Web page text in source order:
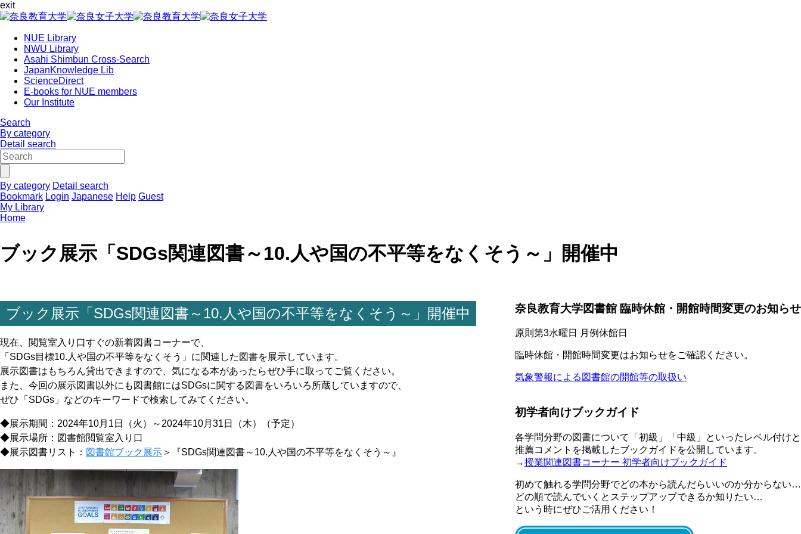
exit
NUE Library
NWU Library
Asahi Shimbun Cross-Search
JapanKnowledge Lib
ScienceDirect
E-books for NUE members
Our Institute
Search
By category
Detail search
By category Detail search
Bookmark Login Japanese Help Guest
My Library
Home
ブック展示「SDGs関連図書～10.人や国の不平等をなくそう～」開催中
ブック展示「SDGs関連図書～10.人や国の不平等をなくそう～」開催中
現在、閲覧室入り口すぐの新着図書コーナーで、
「SDGs目標10.人や国の不平等をなくそう」に関連した図書を展示しています。
展示図書はもちろん貸出できますので、気になる本があったらぜひ手に取ってご覧ください。
また、今回の展示図書以外にも図書館にはSDGsに関する図書をいろいろ所蔵していますので、
ぜひ「SDGs」などのキーワードで検索してみてください。
◆展示期間：2024年10月1日（火）～2024年10月31日（木）（予定）
◆展示場所：図書館閲覧室入り口
◆展示図書リスト： 図書館ブック展示 ＞『SDGs関連図書～10.人や国の不平等をなくそう～』
奈良教育大学図書館 臨時休館・開館時間変更のお知らせ
原則第3水曜日 月例休館日
臨時休館・開館時間変更はお知らせをご確認ください。
気象警報による図書館の開館等の取扱い
初学者向けブックガイド
各学問分野の図書について「初級」「中級」といったレベル付けと
推薦コメントを掲載したブックガイドを公開しています。
→授業関連図書コーナー 初学者向けブックガイド
初めて触れる学問分野でどの本から読んだらいいのか分からない…
どの順で読んでいくとステップアップできるか知りたい…
という時にぜひご活用ください！